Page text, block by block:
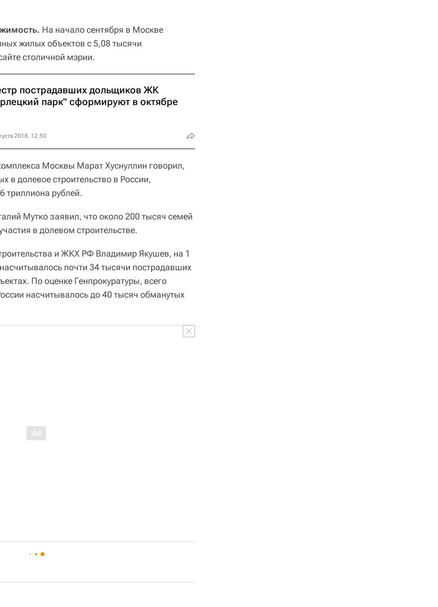
На начало сентября в Москве
жилых объектов с 5,08 тысячи
столичной мэрии.
пострадавших дольщиков ЖК
парк" сформируют в октябре
2018, 12:50
Москвы Марат Хуснуллин говорил,
в долевое строительство в России,
триллиона рублей.
Мутко заявил, что около 200 тысяч семей
в долевом строительстве.
и ЖКХ РФ Владимир Якушев, на 1
почти 34 тысячи пострадавших
По оценке Генпрокуратуры, всего
насчитывалось до 40 тысяч обманутых